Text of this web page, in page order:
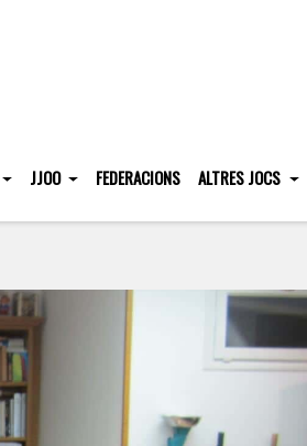
JJOO FEDERACIONS ALTRES JOCS